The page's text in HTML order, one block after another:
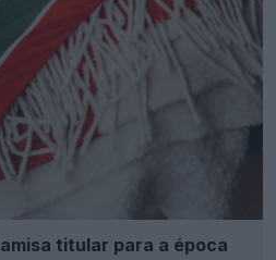
titular para a época